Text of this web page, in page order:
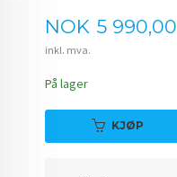
Pris
NOK 5 990,00
inkl. mva.
På lager
KJØP